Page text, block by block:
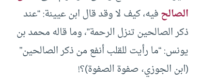
الصالحفيه، كيف لا وقد قال ابن عيينة: “عند
ذكر الصالحين تنزل الرحمة”، وما قاله محمد بن
يونس: “ما رأيت للقلب أنفع من ذكر الصالحين”
(ابن الجوزي، صفوة الصفوة)؟!